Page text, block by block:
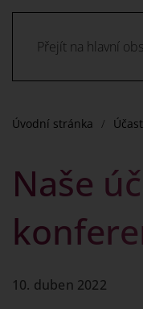
Přejít na hlavní
Úvodní stránka
Naše
10. duben 2022